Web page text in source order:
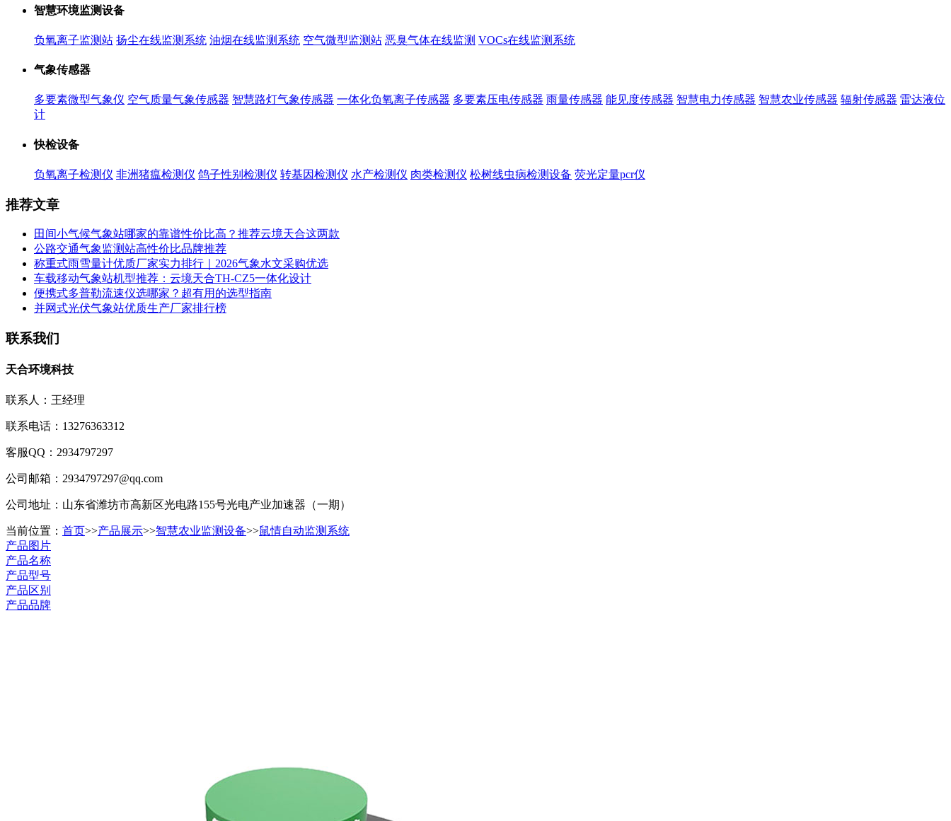
智慧环境监测设备
负氧离子监测站 扬尘在线监测系统 油烟在线监测系统 空气微型监测站 恶臭气体在线监测 VOCs在线监测系统
气象传感器
多要素微型气象仪 空气质量气象传感器 智慧路灯气象传感器 一体化负氧离子传感器 多要素压电传感器 雨量传感器 能见度传感器 智慧电力传感器 智慧农业传感器 辐射传感器 雷达液位
计
快检设备
负氧离子检测仪 非洲猪瘟检测仪 鸽子性别检测仪 转基因检测仪 水产检测仪 肉类检测仪 松树线虫病检测设备 荧光定量pcr仪
推荐文章
田间小气候气象站哪家的靠谱性价比高？推荐云境天合这两款
公路交通气象监测站高性价比品牌推荐
称重式雨雪量计优质厂家实力排行｜2026气象水文采购优选
车载移动气象站机型推荐：云境天合TH-CZ5一体化设计
便携式多普勒流速仪选哪家？超有用的选型指南
并网式光伏气象站优质生产厂家排行榜
联系我们
天合环境科技
联系人：王经理
联系电话：13276363312
客服QQ：2934797297
公司邮箱：2934797297@qq.com
公司地址：山东省潍坊市高新区光电路155号光电产业加速器（一期）
当前位置： 首页>>产品展示>>智慧农业监测设备>>鼠情自动监测系统
产品图片
产品名称
产品型号
产品区别
产品品牌